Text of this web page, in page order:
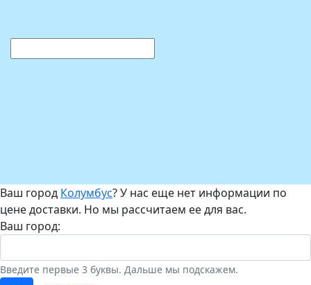
Ваш город Колумбус? У нас еще нет информации по
цене доставки. Но мы рассчитаем ее для вас.
Ваш город:
Введите первые 3 буквы. Дальше мы подскажем.